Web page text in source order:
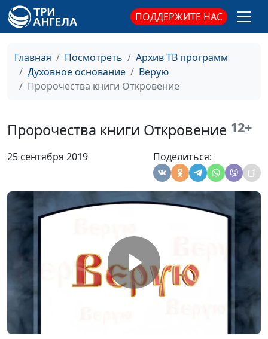
ПОДДЕРЖИТЕ НАС
Главная Посмотреть
Архив ТВ программ
Духовное основание
Верую
Пророчества книги Откровение
Пророчества книги Откровение 12+
25 сентября 2019 Поделиться:
Драконы в Библии
Валерий Малышев,
Сергей Давидоглу,
Российского
государственного
гуманитарного
#453
Самое важное в
истории творения
Валерий Малышев,
библеист, аспирант
Российского
гуманитарного
#452
Божий суд над
Вавилоном
Армен Матевосян,
священнослужитель
Семь язв в книге
Откровение
Армен Матевосян,
священнослужитель
Образы союзников
сатаны
#449